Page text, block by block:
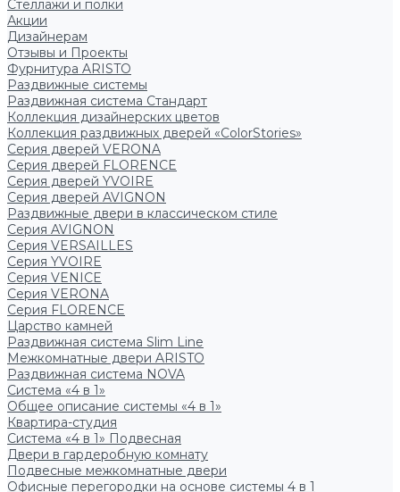
Стеллажи и полки
Акции
Дизайнерам
Отзывы и Проекты
Фурнитура ARISTO
Раздвижные системы
Раздвижная система Стандарт
Коллекция дизайнерских цветов
Коллекция раздвижных дверей «ColorStories»
Серия дверей VERONA
Серия дверей FLORENCE
Серия дверей YVOIRE
Серия дверей AVIGNON
Раздвижные двери в классическом стиле
Серия AVIGNON
Серия VERSAILLES
Серия YVOIRE
Серия VENICE
Серия VERONA
Серия FLORENCE
Царство камней
Раздвижная система Slim Line
Межкомнатные двери ARISTO
Раздвижная система NOVA
Система «4 в 1»
Общее описание системы «4 в 1»
Квартира-студия
Система «4 в 1» Подвесная
Двери в гардеробную комнату
Подвесные межкомнатные двери
Офисные перегородки на основе системы 4 в 1